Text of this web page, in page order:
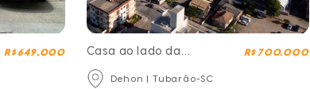
R$ 649.000
Casa ao lado da
Unisul
R$ 700.000
Dehon | Tubarão-SC